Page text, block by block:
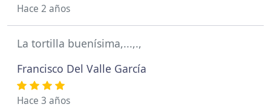
Hace 2 años
La tortilla buenísima,...,.,
Francisco Del Valle García
Hace 3 años